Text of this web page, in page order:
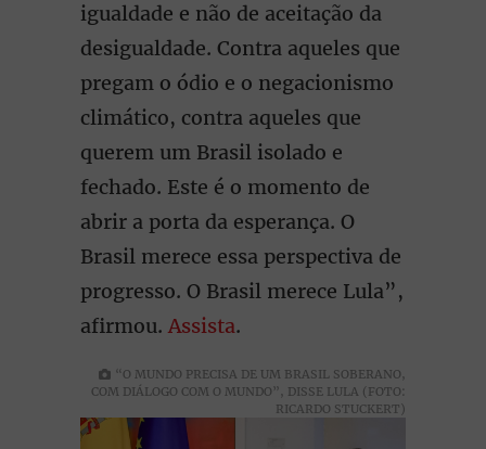
igualdade e não de aceitação da
desigualdade. Contra aqueles que
pregam o ódio e o negacionismo
climático, contra aqueles que
querem um Brasil isolado e
fechado. Este é o momento de
abrir a porta da esperança. O
Brasil merece essa perspectiva de
progresso. O Brasil merece Lula”,
afirmou. Assista.
“O MUNDO PRECISA DE UM BRASIL SOBERANO,
COM DIÁLOGO COM O MUNDO”, DISSE LULA (FOTO:
RICARDO STUCKERT)